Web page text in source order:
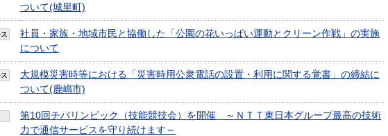
ついて(城里町)
社員・家族・地域市民と協働した「公園の花いっぱい運動とクリーン作戦」の実施
について
大規模災害時等における「災害時用公衆電話の設置・利用に関する覚書」の締結に
ついて(鹿嶋市)
第10回チバリンピック（技能競技会）を開催 ～ＮＴＴ東日本グループ最高の技術
力で通信サービスを守り続けます～